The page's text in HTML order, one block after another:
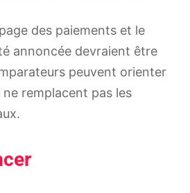
des paiements et le
annoncée devraient être
peuvent orienter
remplacent pas les